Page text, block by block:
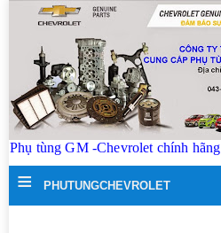
Phụ tùng GM -Chevrolet chính hãng
≡ PHUTUNGCHEVROLET